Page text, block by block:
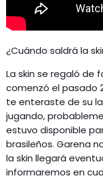
¿Cuándo saldrá la
La skin se regaló de
comenzó el pasado
te enteraste de su
jugando,
estuvo disponible
brasileños. Garena
la skin llegará
informaremos en